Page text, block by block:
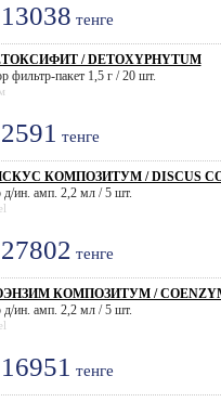
13038 тенге
/ DETOXYPHYTUM
фильтр-пакет 1,5 г / 20 шт.
2591 тенге
КОМПОЗИТУМ / DISCUS
д/ин. амп. 2,2 мл / 5 шт.
27802 тенге
КОМПОЗИТУМ /
д/ин. амп. 2,2 мл / 5 шт.
16951 тенге